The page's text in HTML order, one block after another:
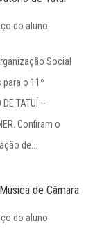
do aluno
Social
o 11º
DE TATUÍ –
Confiram o
de...
de Câmara
do aluno